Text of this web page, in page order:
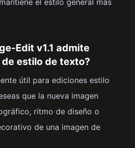
Edit v1.1 admite
estilo de texto?
útil para ediciones estilo
que la nueva imagen
ritmo de diseño o
de una imagen de